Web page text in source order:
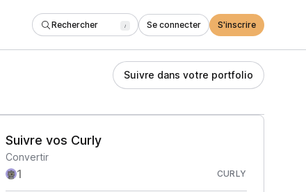
Rechercher / Se connecter S'inscrire
Suivre dans votre portfolio
Suivre vos Curly
Convertir
CURLY